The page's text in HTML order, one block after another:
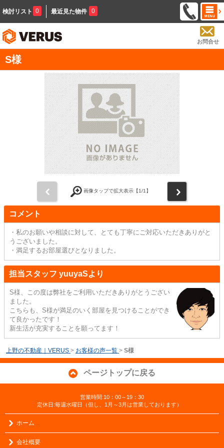
検討リスト 0 最近見た物件 0
お問合せ
S様
画像タップで拡大表示【1/1】
コメント
・私のお願いや相談に対して、とても丁寧にご対応いただきありがと
うございました。
・満足するお部屋選びとなりました。
担当スタッフ yuuyaSより
S様、この度は弊社をご利用いただきありがとうござい
ました。
こちらも、S様が満足のいく部屋を見つけることができ
て良かったです！
新生活が充実することを願ってます！
上野の不動産｜VERUS > お客様の声一覧 > S様
ページトップに戻る
営業時間:10：00～19：30
定休日:毎週水曜日（但し、1月～3月は営業しております）
ホーム
会社概要